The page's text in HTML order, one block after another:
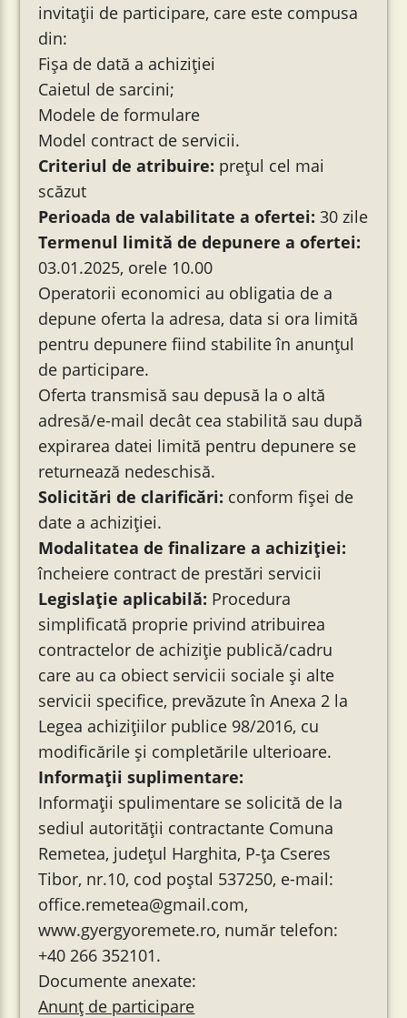
invitații de participare, care este compusa
din:
Fișa de dată a achiziției
Caietul de sarcini;
Modele de formulare
Model contract de servicii.
Criteriul de atribuire: prețul cel mai
scăzut
Perioada de valabilitate a ofertei: 30 zile
Termenul limită de depunere a ofertei:
03.01.2025, orele 10.00
Operatorii economici au obligatia de a
depune oferta la adresa, data si ora limită
pentru depunere fiind stabilite în anunțul
de participare.
Oferta transmisă sau depusă la o altă
adresă/e-mail decât cea stabilită sau după
expirarea datei limită pentru depunere se
returnează nedeschisă.
Solicitări de clarificări: conform fișei de
date a achiziției.
Modalitatea de finalizare a achiziției:
încheiere contract de prestări servicii
Legislație aplicabilă: Procedura
simplificată proprie privind atribuirea
contractelor de achiziţie publică/cadru
care au ca obiect servicii sociale și alte
servicii specifice, prevăzute în Anexa 2 la
Legea achiziţiilor publice 98/2016, cu
modificările şi completările ulterioare.
Informaţii suplimentare:
Informații spulimentare se solicită de la
sediul autorității contractante Comuna
Remetea, județul Harghita, P-ța Cseres
Tibor, nr.10, cod poștal 537250, e-mail:
office.remetea@gmail.com,
www.gyergyoremete.ro, număr telefon:
+40 266 352101.
Documente anexate:
Anunț de participare